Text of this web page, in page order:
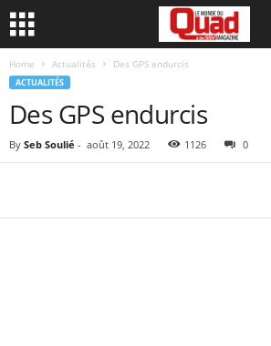
Home Actualités Des GPS endurcis
ACTUALITÉS
Des GPS endurcis
By Seb Soulié - août 19, 2022 1126 0